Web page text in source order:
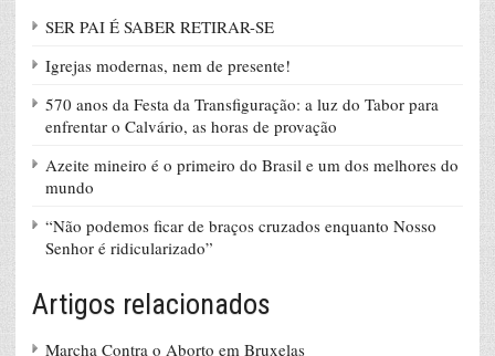
SER PAI É SABER RETIRAR-SE
Igrejas modernas, nem de presente!
570 anos da Festa da Transfiguração: a luz do Tabor para
enfrentar o Calvário, as horas de provação
Azeite mineiro é o primeiro do Brasil e um dos melhores do
mundo
“Não podemos ficar de braços cruzados enquanto Nosso
Senhor é ridicularizado”
Artigos relacionados
Marcha Contra o Aborto em Bruxelas